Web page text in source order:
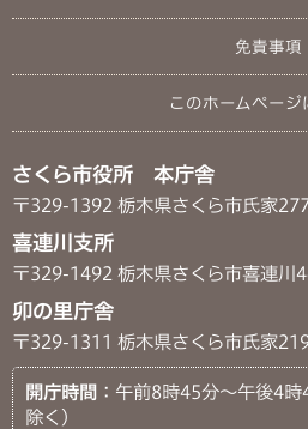
免責事項
このホームページ
さくら市役所 本庁舎
〒329-1392 栃木県さくら市氏家
喜連川支所
〒329-1492 栃木県さくら市喜連川
卯の里庁舎
〒329-1311 栃木県さくら市氏家
開庁時間 ：午前8時45分～午後4
除く）